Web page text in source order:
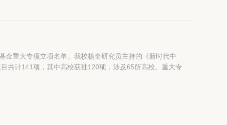
重大专项立项名单。我校杨奎研究员主持的《新时代中